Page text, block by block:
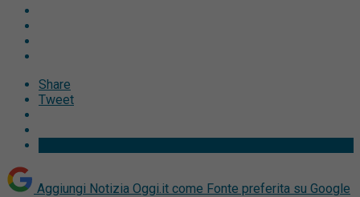
Share
Tweet
Aggiungi Notizia Oggi.it come Fonte preferita su Google